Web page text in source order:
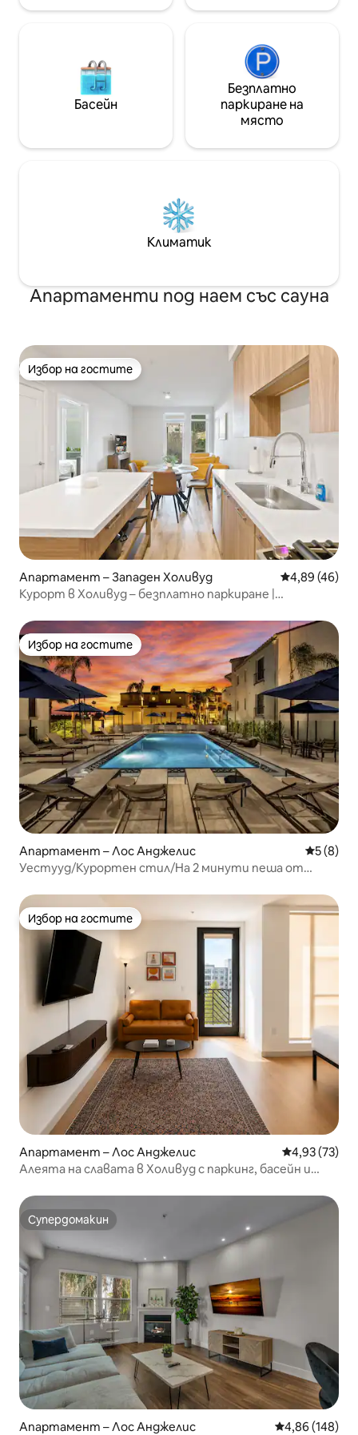
Басейн
Безплатно
паркиране на
място
Климатик
Апартаменти под наем със сауна
Избор на гостите
Избор на гостите
Апартамент – Западен Холивуд Средна
4,89 (46)
Курорт в Холивуд – безплатно паркиране |
Избор на гостите
Избор на гостите
Апартамент – Лос Анджелис Средна
5 (8)
Уестууд/Курортен стил/На 2 минути пеша от
Избор на гостите
Избор на гостите
Апартамент – Лос Анджелис Средна
4,93 (73)
Алеята на славата в Холивуд с паркинг, басейн и
Супердомакин
Супердомакин
Апартамент – Лос Анджелис Средна
4,86 (148)